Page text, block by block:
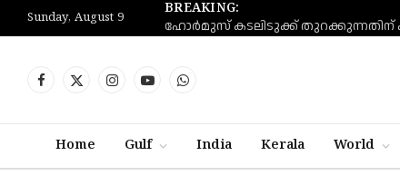
Sunday, August 9
BREAKING:
Facebook
X
InstagramYouTubeWhatsApp
Home Gulf India Kerala World